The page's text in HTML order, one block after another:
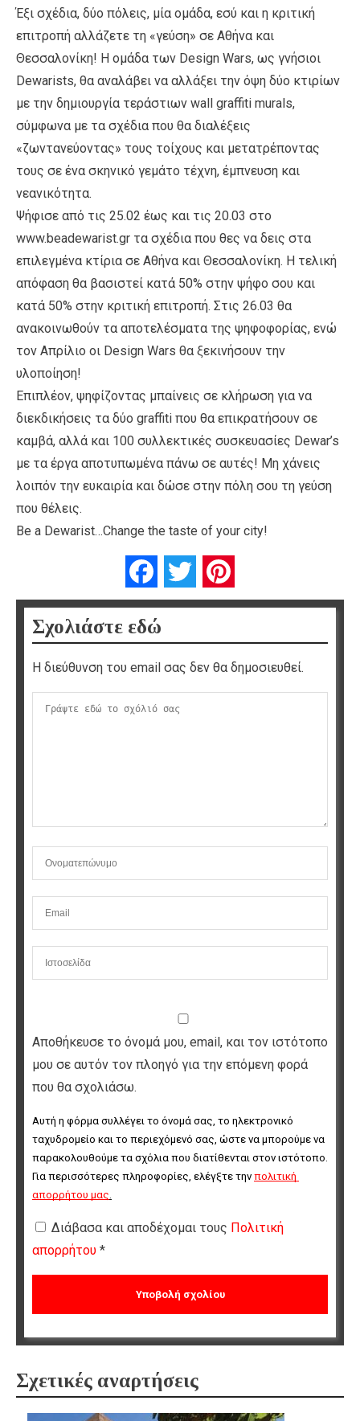
Έξι σχέδια, δύο πόλεις, μία ομάδα, εσύ και η κριτική
επιτροπή αλλάζετε τη «γεύση» σε Αθήνα και
Θεσσαλονίκη! Η ομάδα των Design Wars, ως γνήσιοι
Dewarists, θα αναλάβει να αλλάξει την όψη δύο κτιρίων
με την δημιουργία τεράστιων wall graffiti murals,
σύμφωνα με τα σχέδια που θα διαλέξεις
«ζωντανεύοντας» τους τοίχους και μετατρέποντας
τους σε ένα σκηνικό γεμάτο τέχνη, έμπνευση και
νεανικότητα.
Ψήφισε από τις 25.02 έως και τις 20.03 στο
www.beadewarist.gr τα σχέδια που θες να δεις στα
επιλεγμένα κτίρια σε Αθήνα και Θεσσαλονίκη. Η τελική
απόφαση θα βασιστεί κατά 50% στην ψήφο σου και
κατά 50% στην κριτική επιτροπή. Στις 26.03 θα
ανακοινωθούν τα αποτελέσματα της ψηφοφορίας, ενώ
τον Απρίλιο οι Design Wars θα ξεκινήσουν την
υλοποίηση!
Επιπλέον, ψηφίζοντας μπαίνεις σε κλήρωση για να
διεκδικήσεις τα δύο graffiti που θα επικρατήσουν σε
καμβά, αλλά και 100 συλλεκτικές συσκευασίες Dewar’s
με τα έργα αποτυπωμένα πάνω σε αυτές! Μη χάνεις
λοιπόν την ευκαιρία και δώσε στην πόλη σου τη γεύση
που θέλεις.
Be a Dewarist…Change the taste of your city!
FacebookTwitter
Σχολιάστε εδώ
Η διεύθυνση του email σας δεν θα δημοσιευθεί.
Αποθήκευσε το όνομά μου, email, και τον ιστότοπο
μου σε αυτόν τον πλοηγό για την επόμενη φορά
που θα σχολιάσω.
Αυτή η φόρμα συλλέγει το όνομά σας, το ηλεκτρονικό
ταχυδρομείο και το περιεχόμενό σας, ώστε να μπορούμε να
παρακολουθούμε τα σχόλια που διατίθενται στον ιστότοπο.
Για περισσότερες πληροφορίες, ελέγξτε την πολιτική
απορρήτου μας.
Διάβασα και αποδέχομαι τους Πολιτική
απορρήτου *
Σχετικές αναρτήσεις